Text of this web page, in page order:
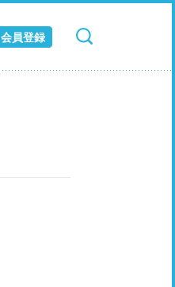
会員登録キャンセル